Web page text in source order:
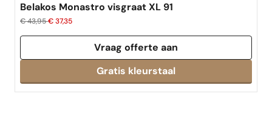
Belakos Monastro visgraat XL 91
€ 43,95€ 37,35
Vraag offerte aan